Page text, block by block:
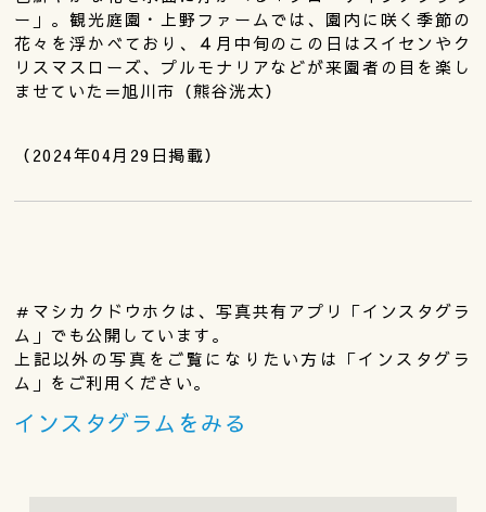
ー」。観光庭園・上野ファームでは、園内に咲く季節の
花々を浮かべており、４月中旬のこの日はスイセンやク
リスマスローズ、プルモナリアなどが来園者の目を楽し
ませていた＝旭川市（熊谷洸太）
（2024年04月29日掲載）
＃マシカクドウホクは、写真共有アプリ「インスタグラ
ム」でも公開しています。
上記以外の写真をご覧になりたい方は「インスタグラ
ム」をご利用ください。
インスタグラムをみる